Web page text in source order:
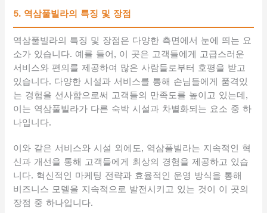
5. 역삼풀빌라의 특징 및 장점
역삼풀빌라의 특징 및 장점은 다양한 측면에서 눈에 띄는 요
소가 있습니다. 예를 들어, 이 곳은 고객들에게 고급스러운
서비스와 편의를 제공하여 많은 사람들로부터 호평을 받고
있습니다. 다양한 시설과 서비스를 통해 손님들에게 품격있
는 경험을 선사함으로써 고객들의 만족도를 높이고 있는데,
이는 역삼풀빌라가 다른 숙박 시설과 차별화되는 요소 중 하
나입니다.
이와 같은 서비스와 시설 외에도, 역삼풀빌라는 지속적인 혁
신과 개선을 통해 고객들에게 최상의 경험을 제공하고 있습
니다. 혁신적인 마케팅 전략과 효율적인 운영 방식을 통해
비즈니스 모델을 지속적으로 발전시키고 있는 것이 이 곳의
장점 중 하나입니다.